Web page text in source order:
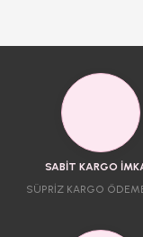
SABİT KARGO
SÜPRİZ KARGO